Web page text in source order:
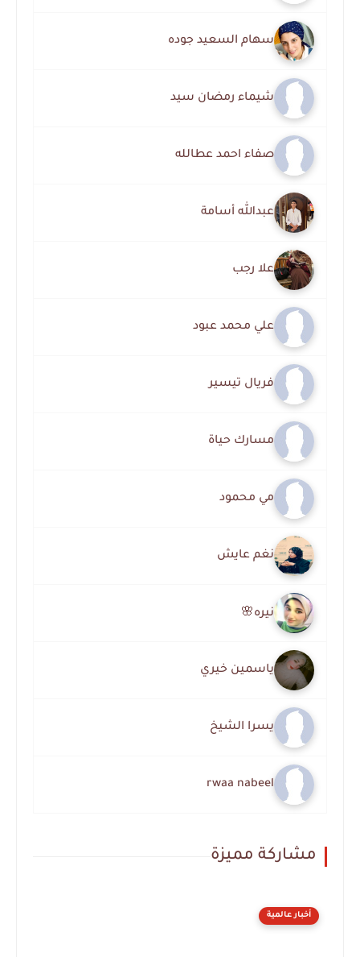
سهام السعيد جوده
شيماء رمضان سيد
صفاء احمد عطالله
عبدالله أسامة
علا رجب
علي محمد عبود
فريال تيسير
مسارك حياة
مي محمود
نغم عايش
نيره🌸
ياسمين خيري
يسرا الشيخ
rwaa nabeel
مشاركة مميزة
أخبار عالمية